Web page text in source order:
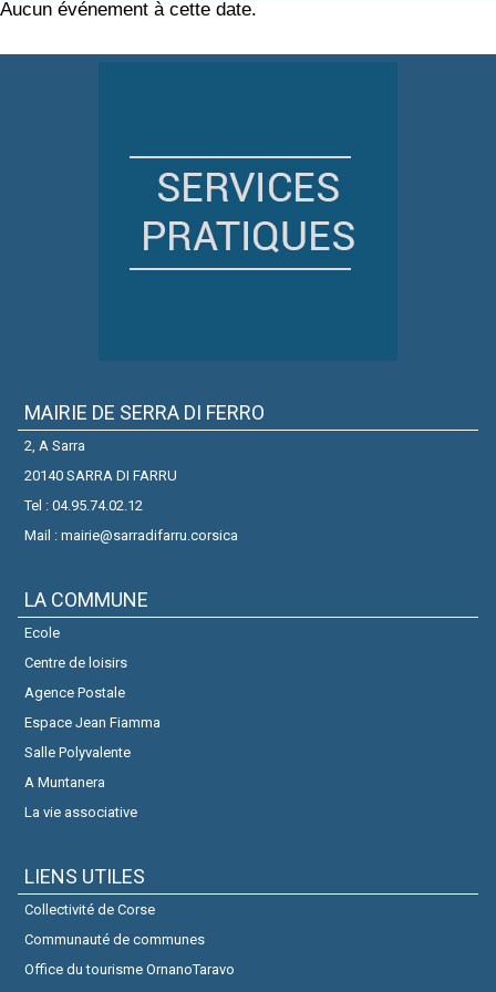
Aucun événement à cette date.
MAIRIE DE SERRA DI FERRO
2, A Sarra
20140 SARRA DI FARRU
Tel : 04.95.74.02.12
Mail : mairie@sarradifarru.corsica
LA COMMUNE
Ecole
Centre de loisirs
Agence Postale
Espace Jean Fiamma
Salle Polyvalente
A Muntanera
La vie associative
LIENS UTILES
Collectivité de Corse
Communauté de communes
Office du tourisme OrnanoTaravo